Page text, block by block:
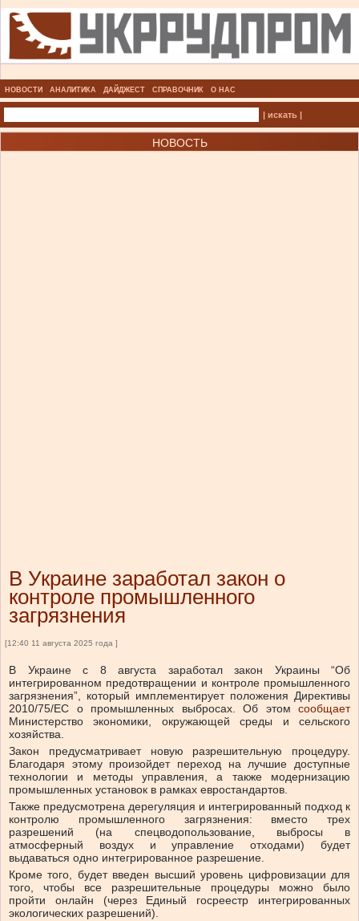
НОВОСТИ АНАЛИТИКА ДАЙДЖЕСТ СПРАВОЧНИК О НАС
| искать |
НОВОСТЬ
В Украине заработал закон о
контроле промышленного
загрязнения
[12:40 11 августа 2025 года ]
В Украине с 8 августа заработал закон Украины “Об
интегрированном предотвращении и контроле промышленного
загрязнения”, который имплементирует положения Директивы
2010/75/ЕС о промышленных выбросах.
Об этом
сообщает
Министерство экономики, окружающей среды и сельского
хозяйства.
Закон предусматривает новую разрешительную процедуру.
Благодаря этому произойдет переход на лучшие доступные
технологии и методы управления, а также модернизацию
промышленных установок в рамках евростандартов.
Также предусмотрена дерегуляция и интегрированный подход к
контролю промышленного загрязнения: вместо трех
разрешений (на спецводопользование, выбросы в
атмосферный воздух и управление отходами) будет
выдаваться одно интегрированное разрешение.
Кроме того, будет введен высший уровень цифровизации для
того, чтобы все разрешительные процедуры можно было
пройти онлайн (через Единый госреестр интегрированных
экологических разрешений).